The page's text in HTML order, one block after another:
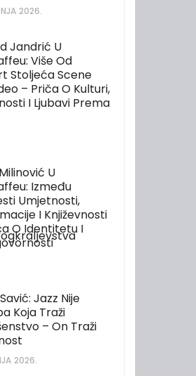
2026.
Jandrić U
Više Od
Stoljeća Scene
– Priča O Kulturi,
I Ljubavi Prema
U
Između
Umjetnosti,
I Književnosti
O Identitetu I
Jazz Nije
Koja Traži
– On Traži
2026.